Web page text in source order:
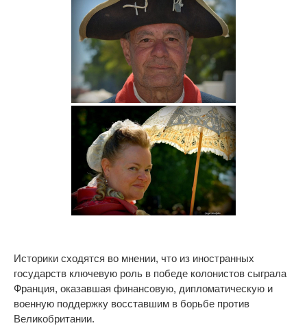
Историки сходятся во мнении, что из иностранных
государств ключевую роль в победе колонистов сыграла
Франция, оказавшая финансовую, дипломатическую и
военную поддержку восставшим в борьбе против
Великобритании.